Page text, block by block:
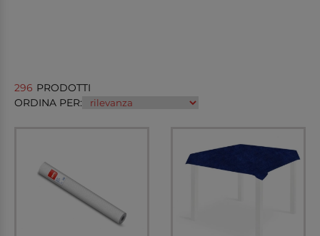
296 PRODOTTI
ORDINA PER: